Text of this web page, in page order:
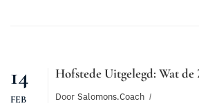
14
FEB
Hofstede Uitgelegd: Wat
Door Salomons.coach